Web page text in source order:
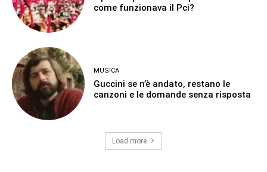
come funzionava il Pci?
MUSICA
Guccini se n’è andato, restano le
canzoni e le domande senza risposta
Load more